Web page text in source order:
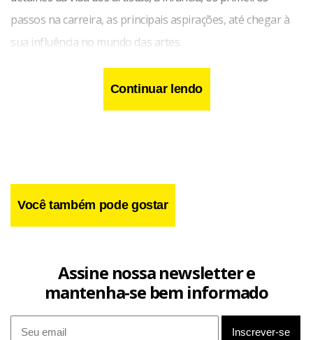
passos na carreira, as principais aspirações, até chegar à
sua influência no mundo das artes.
Continuar lendo
Você também pode gostar
Assine nossa newsletter e
mantenha-se bem informado